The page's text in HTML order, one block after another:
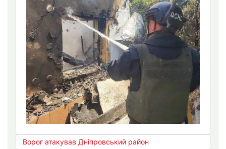
Ворог атакував Дніпровський район